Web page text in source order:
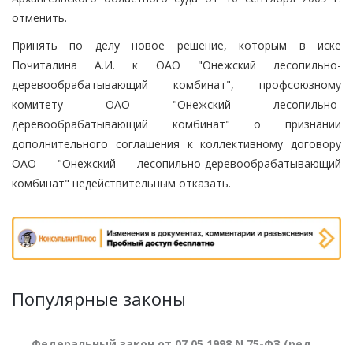
отменить.
Принять по делу новое решение, которым в иске
Почиталина А.И. к ОАО "Онежский лесопильно-
деревообрабатывающий комбинат", профсоюзному
комитету ОАО "Онежский лесопильно-
деревообрабатывающий комбинат" о признании
дополнительного соглашения к коллективному договору
ОАО "Онежский лесопильно-деревообрабатывающий
комбинат" недействительным отказать.
Популярные законы